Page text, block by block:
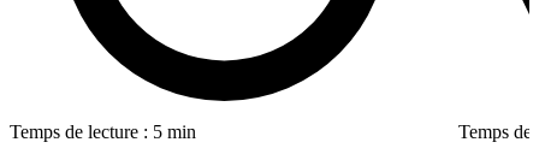
Temps de lecture : 5 min
Temps de